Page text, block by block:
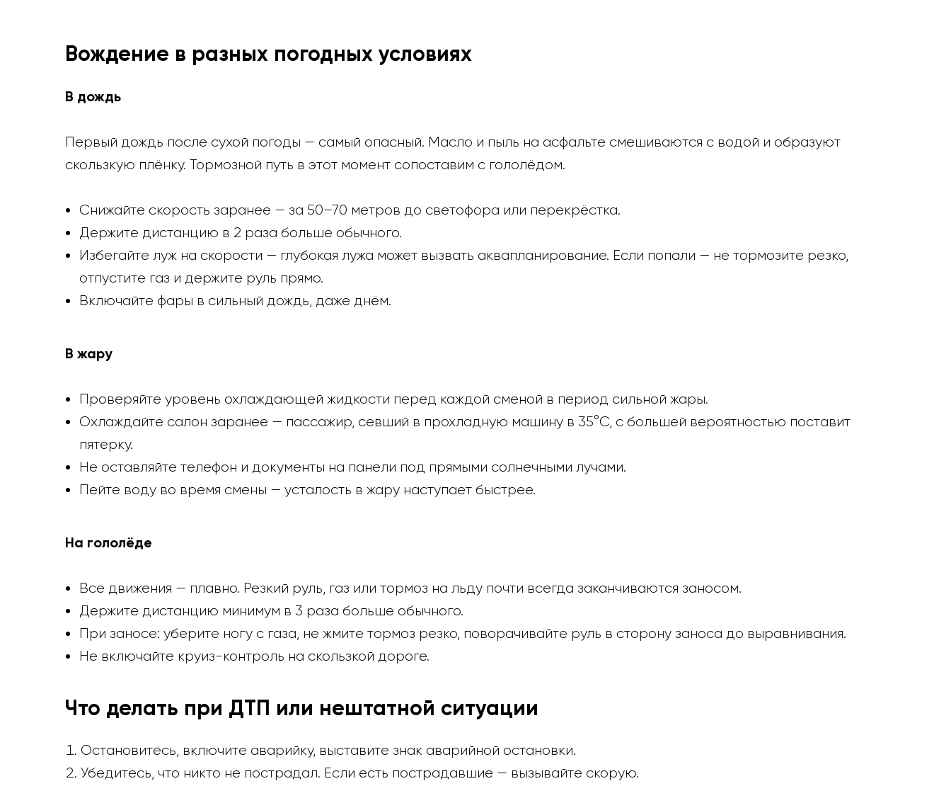
Вождение в разных погодных условиях
В дождь
Первый дождь после сухой погоды — самый опасный. Масло и пыль на асфальте смешиваются с водой и образуют
скользкую плёнку. Тормозной путь в этот момент сопоставим с гололёдом.
Снижайте скорость заранее — за 50–70 метров до светофора или перекрёстка.
Держите дистанцию в 2 раза больше обычного.
Избегайте луж на скорости — глубокая лужа может вызвать аквапланирование. Если попали — не тормозите резко,
отпустите газ и держите руль прямо.
Включайте фары в сильный дождь, даже днём.
В жару
Проверяйте уровень охлаждающей жидкости перед каждой сменой в период сильной жары.
Охлаждайте салон заранее — пассажир, севший в прохладную машину в 35°C, с большей вероятностью поставит
пятёрку.
Не оставляйте телефон и документы на панели под прямыми солнечными лучами.
Пейте воду во время смены — усталость в жару наступает быстрее.
На гололёде
Все движения — плавно. Резкий руль, газ или тормоз на льду почти всегда заканчиваются заносом.
Держите дистанцию минимум в 3 раза больше обычного.
При заносе: уберите ногу с газа, не жмите тормоз резко, поворачивайте руль в сторону заноса до выравнивания.
Не включайте круиз-контроль на скользкой дороге.
Что делать при ДТП или нештатной ситуации
Остановитесь, включите аварийку, выставите знак аварийной остановки.
Убедитесь, что никто не пострадал. Если есть пострадавшие — вызывайте скорую.